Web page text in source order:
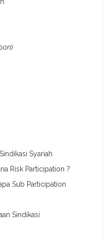
Syariah
Risk Participation ?
Sub Participation
Sindikasi